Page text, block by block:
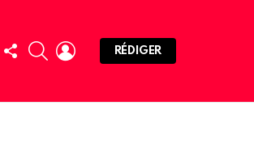
FOLLOW
US
SEARCHLOGIN
RÉDIGER